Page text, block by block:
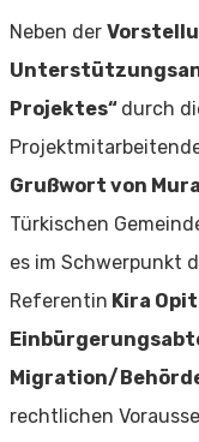
Neben der
Projektes“ durch
Grußwort von
Türkischen
es im Schwerpunkt
Referentin Kira
Migration/
rechtlichen